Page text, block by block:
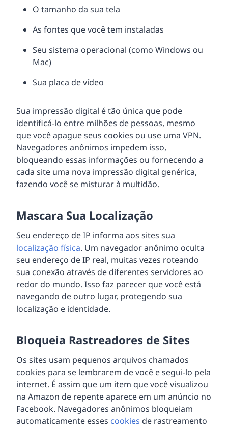
O tamanho da sua tela
As fontes que você tem instaladas
Seu sistema operacional (como Windows ou
Mac)
Sua placa de vídeo
Sua impressão digital é tão única que pode
identificá-lo entre milhões de pessoas, mesmo
que você apague seus cookies ou use uma VPN.
Navegadores anônimos impedem isso,
bloqueando essas informações ou fornecendo a
cada site uma nova impressão digital genérica,
fazendo você se misturar à multidão.
Mascara Sua Localização
Seu endereço de IP informa aos sites sua
localização física. Um navegador anônimo oculta
seu endereço de IP real, muitas vezes roteando
sua conexão através de diferentes servidores ao
redor do mundo. Isso faz parecer que você está
navegando de outro lugar, protegendo sua
localização e identidade.
Bloqueia Rastreadores de Sites
Os sites usam pequenos arquivos chamados
cookies para se lembrarem de você e segui-lo pela
internet. É assim que um item que você visualizou
na Amazon de repente aparece em um anúncio no
Facebook. Navegadores anônimos bloqueiam
automaticamente esses cookies de rastreamento